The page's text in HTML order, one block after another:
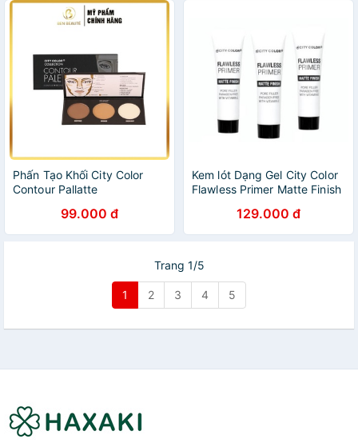
Phấn Tạo Khối City Color
Contour Pallatte
99.000 đ
Kem lót Dạng Gel City Color
Flawless Primer Matte Finish
129.000 đ
Trang 1/5
1 2 3 4 5